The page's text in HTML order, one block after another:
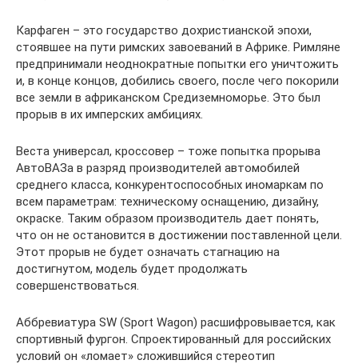
Карфаген – это государство дохристианской эпохи,
стоявшее на пути римских завоеваний в Африке. Римляне
предпринимали неоднократные попытки его уничтожить
и, в конце концов, добились своего, после чего покорили
все земли в африканском Средиземноморье. Это был
прорыв в их имперских амбициях.
Веста универсал, кроссовер – тоже попытка прорыва
АвтоВАЗа в разряд производителей автомобилей
среднего класса, конкурентоспособных иномаркам по
всем параметрам: техническому оснащению, дизайну,
окраске. Таким образом производитель дает понять,
что он не остановится в достижении поставленной цели.
Этот прорыв не будет означать стагнацию на
достигнутом, модель будет продолжать
совершенствоваться.
Аббревиатура SW (Sport Wagon) расшифровывается, как
спортивный фургон. Спроектированный для российских
условий он «ломает» сложившийся стереотип